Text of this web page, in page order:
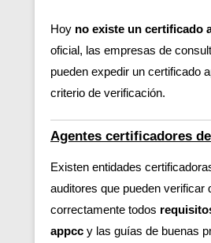
Hoy no existe un certificado
oficial, las empresas de
pueden expedir un certificado
criterio de verificación.
Agentes certificadores de
Existen entidades
auditores que pueden verificar
correctamente todos
appcc y las guías de buenas